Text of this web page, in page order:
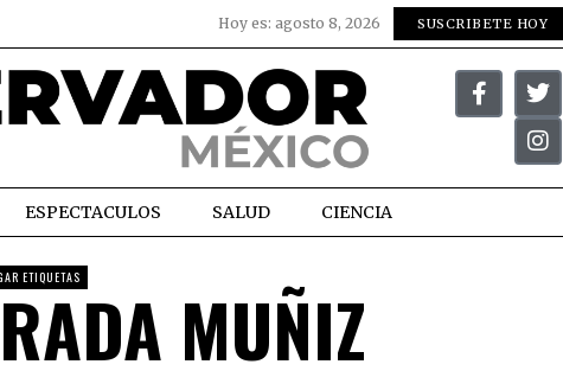
Hoy es: agosto 8, 2026 SUSCRIBETE HOY
ESPECTACULOS SALUD CIENCIA
ETIQUETAS MUÑIZ